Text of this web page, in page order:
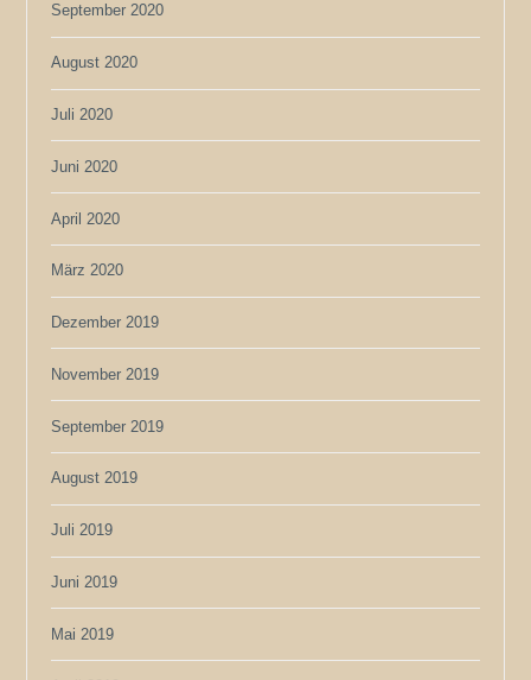
September 2020
August 2020
Juli 2020
Juni 2020
April 2020
März 2020
Dezember 2019
November 2019
September 2019
August 2019
Juli 2019
Juni 2019
Mai 2019